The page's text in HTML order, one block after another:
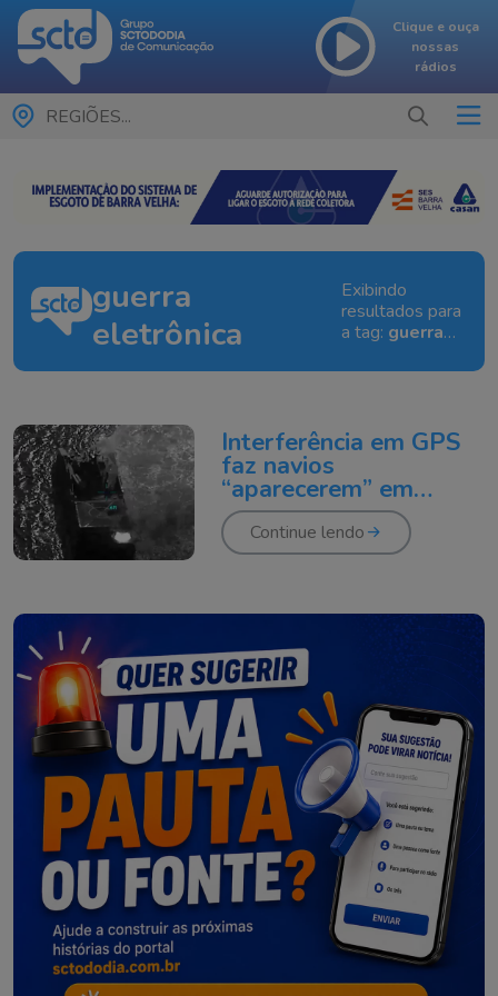
Clique e ouça
nossas
rádios
REGIÕES...
guerra
eletrônica
Exibindo
resultados para
a tag: guerra
Interferência em GPS
faz navios
“aparecerem” em
aeroportos no Golfo
Continue lendo